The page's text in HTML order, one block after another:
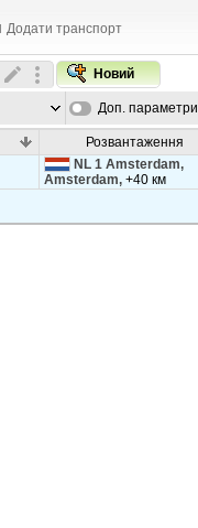
Додати транспорт
Новий
Доп. параметри
Розвантаження
NL 1 Amsterdam,
Amsterdam, +40 км